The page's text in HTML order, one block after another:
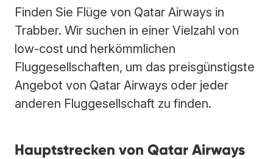
Finden Sie Flüge von Qatar Airways in
Trabber. Wir suchen in einer Vielzahl von
low-cost und herkömmlichen
Fluggesellschaften, um das preisgünstigste
Angebot von Qatar Airways oder jeder
anderen Fluggesellschaft zu finden.
Hauptstrecken von Qatar Airways